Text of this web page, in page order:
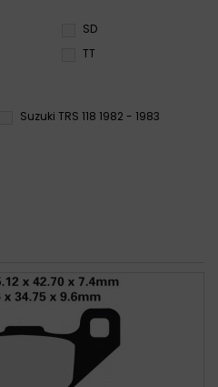
SD
TT
Suzuki TRS 118 1982 - 1983